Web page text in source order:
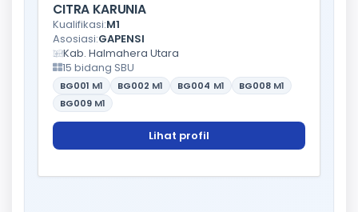
CITRA KARUNIA
Kualifikasi:M1
Asosiasi:GAPENSI
Kab. Halmahera Utara
15 bidang SBU
BG001 M1 BG002 M1 BG004 M1 BG008 M1
BG009 M1
Lihat profil